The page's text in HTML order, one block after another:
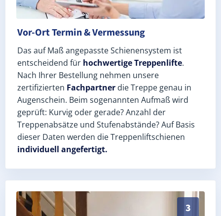
Vor-Ort Termin & Vermessung
Das auf Maß angepasste Schienensystem ist
entscheidend für hochwertige Treppenlifte.
Nach Ihrer Bestellung nehmen unsere
zertifizierten Fachpartner die Treppe genau in
Augenschein. Beim sogenannten Aufmaß wird
geprüft: Kurvig oder gerade? Anzahl der
Treppenabsätze und Stufenabstände? Auf Basis
dieser Daten werden die Treppenliftschienen
individuell angefertigt.
3
Schneller, sauberer Einbau durch zertifizierte